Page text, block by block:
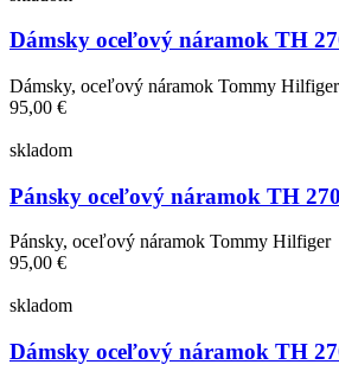
Dámsky oceľový náramok TH
Dámsky, oceľový náramok Tommy Hilfiger
95,00 €
skladom
Pánsky oceľový náramok TH
Pánsky, oceľový náramok Tommy Hilfiger
95,00 €
skladom
Dámsky oceľový náramok TH